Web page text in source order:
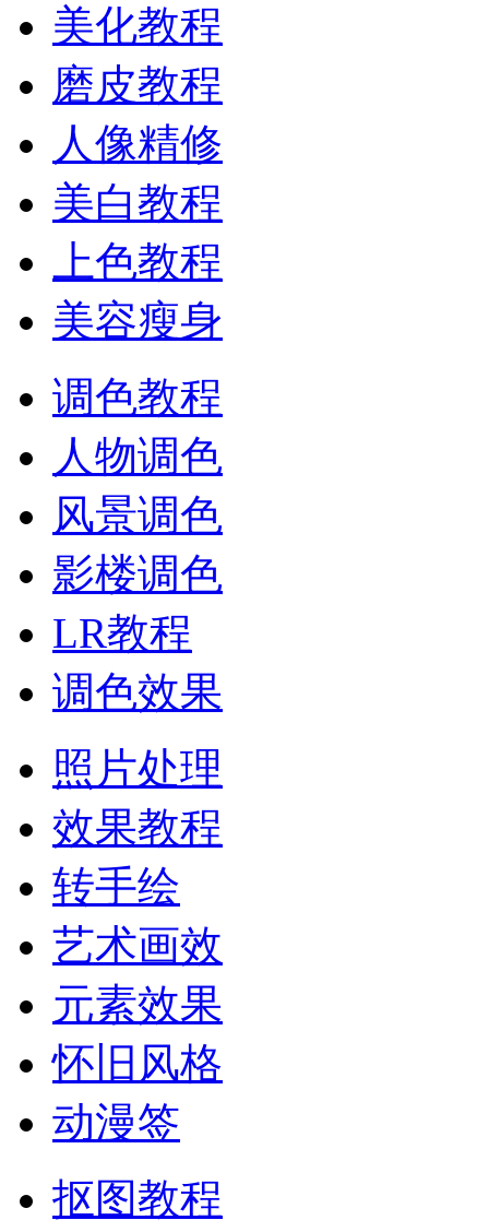
美化教程
磨皮教程
人像精修
美白教程
上色教程
美容瘦身
调色教程
人物调色
风景调色
影楼调色
LR教程
调色效果
照片处理
效果教程
转手绘
艺术画效
元素效果
怀旧风格
动漫签
抠图教程